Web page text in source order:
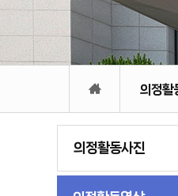
의정활
의정활동사진